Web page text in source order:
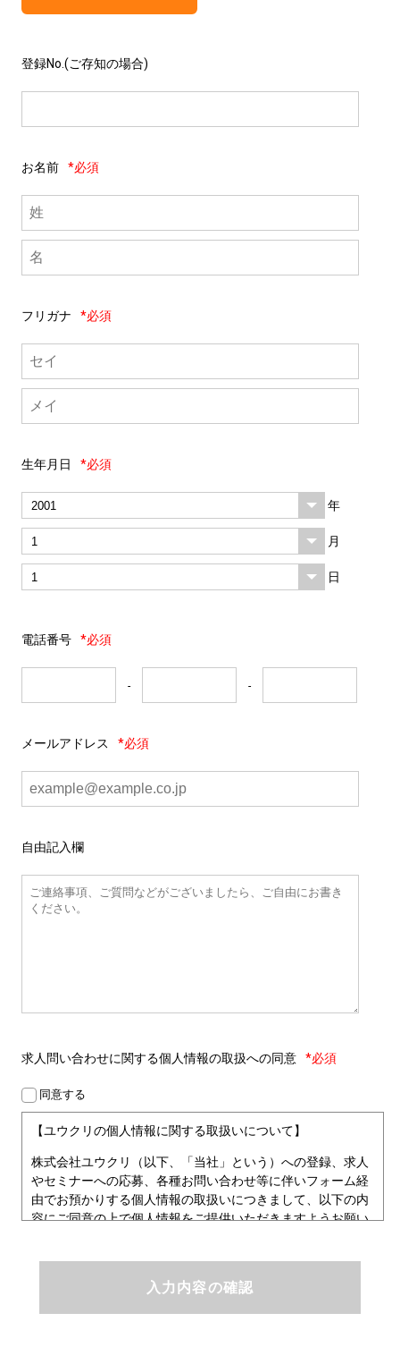
登録No.(ご存知の場合)
お名前 *必須
フリガナ *必須
生年月日 *必須
年
月
日
電話番号 *必須
- -
メールアドレス *必須
自由記入欄
求人問い合わせに関する個人情報の取扱への同意 *必須
同意する
【ユウクリの個人情報に関する取扱いについて】
株式会社ユウクリ（以下、「当社」という）への登録、求人
やセミナーへの応募、各種お問い合わせ等に伴いフォーム経
由でお預かりする個人情報の取扱いにつきまして、以下の内
容にご同意の上で個人情報をご提供いただきますようお願い
ユウクリにおける個人情報保護方針